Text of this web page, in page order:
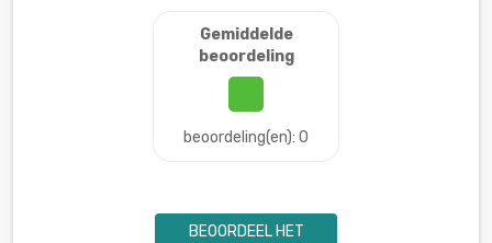
Gemiddelde
beoordeling
beoordeling(en): 0
BEOORDEEL HET